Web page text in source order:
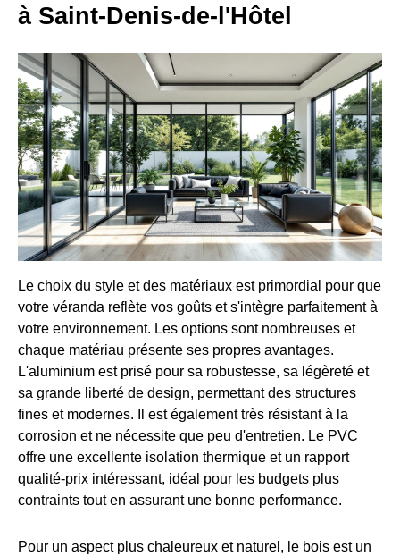
à Saint-Denis-de-l'Hôtel
Le choix du style et des matériaux est primordial pour que
votre véranda reflète vos goûts et s'intègre parfaitement à
votre environnement. Les options sont nombreuses et
chaque matériau présente ses propres avantages.
L'aluminium est prisé pour sa robustesse, sa légèreté et
sa grande liberté de design, permettant des structures
fines et modernes. Il est également très résistant à la
corrosion et ne nécessite que peu d'entretien. Le PVC
offre une excellente isolation thermique et un rapport
qualité-prix intéressant, idéal pour les budgets plus
contraints tout en assurant une bonne performance.
Pour un aspect plus chaleureux et naturel, le bois est un